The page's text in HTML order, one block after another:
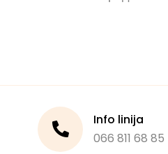
Info linija
066 811 68 85